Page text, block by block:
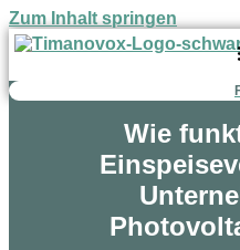
Zum Inhalt springen
Wie